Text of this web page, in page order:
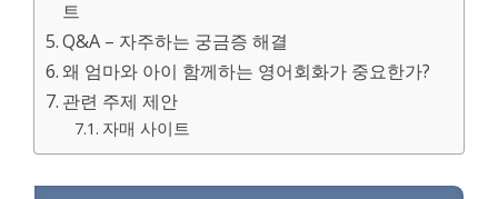
트
Q&A – 자주하는 궁금증 해결
왜 엄마와 아이 함께하는 영어회화가 중요한가?
관련 주제 제안
자매 사이트